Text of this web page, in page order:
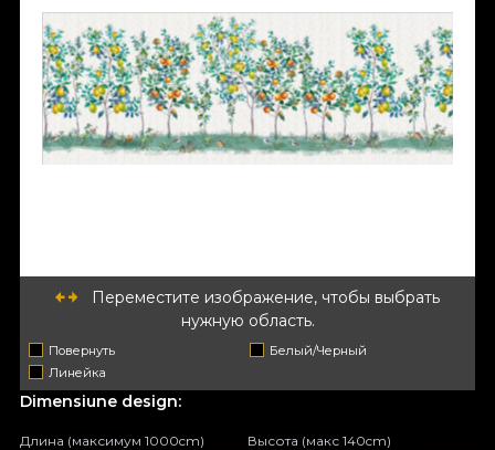
Переместите изображение, чтобы выбрать
нужную область.
Повернуть
Белый/Черный
Линейка
Dimensiune design:
Длина (максимум 1000cm) Высота (макс 140cm)